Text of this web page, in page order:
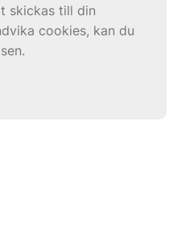
skickas till din
cookies, kan du